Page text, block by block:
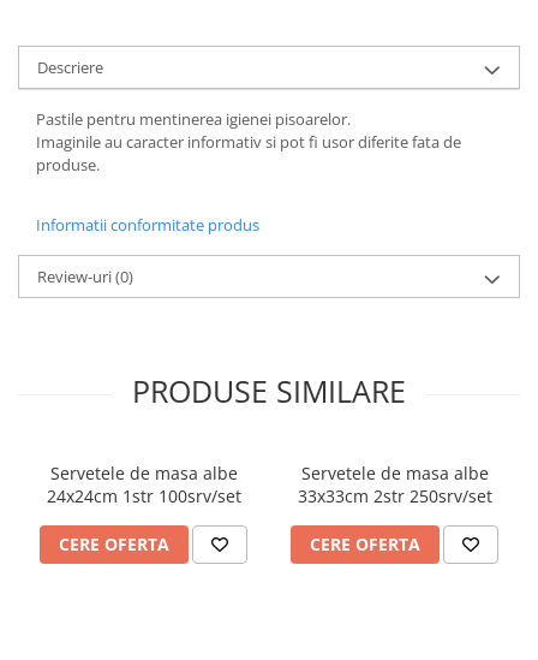
BANDA ADEZIVA & DISPENCERE
FOARFECI
CUTTERE
TUS/TUSIRE & STAMPILE
INSTRUMENTE DE SCRIS &
CORECTURA
MARKERE WHITEBOARD
MARKERE CU VOPSEA
MARKERE PERMANENTE
Descriere
Pastile pentru mentinerea igienei pisoarelor.
Imaginile au caracter informativ si pot fi usor diferite fata de
produse.
Informatii conformitate produs
Review-uri(0)
PRODUSE SIMILARE
Servetele de masa albe
24x24cm 1str 100srv/set
CERE OFERTA
Servetele de masa albe
33x33cm 2str 250srv/set
CERE OFERTA